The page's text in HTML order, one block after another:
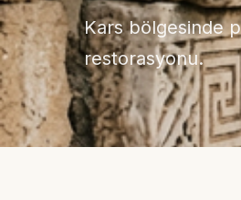
Kars bölgesinde
restorasyonu.